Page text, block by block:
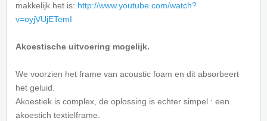
makkelijk het is: http://www.youtube.com/watch?
v=oyjVUjETemI
Akoestische uitvoering mogelijk.
We voorzien het frame van acoustic foam en dit absorbeert
het geluid.
Akoestiek is complex, de oplossing is echter simpel : een
akoestich textielframe.